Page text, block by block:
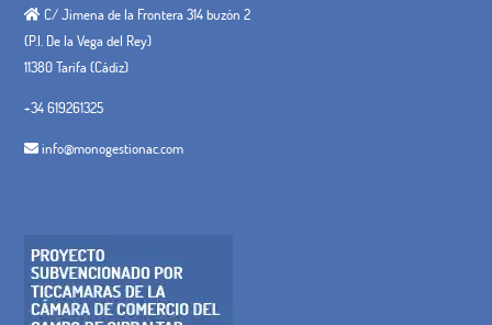
C/ Jimena de la Frontera 314 buzón 2
(P.I. De la Vega del Rey)
11380 Tarifa (Cádiz)
+34 619261325
info@monogestionac.com